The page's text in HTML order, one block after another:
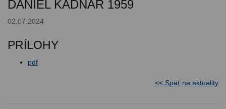
DANIEL KADNÁR 1959
02.07.2024
PRÍLOHY
pdf
<< Späť na aktuality